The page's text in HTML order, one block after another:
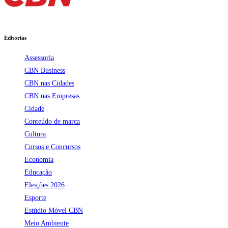
Editorias
Assessoria
CBN Business
CBN nas Cidades
CBN nas Empresas
Cidade
Conteúdo de marca
Cultura
Cursos e Concursos
Economia
Educação
Eleições 2026
Esporte
Estúdio Móvel CBN
Meio Ambiente